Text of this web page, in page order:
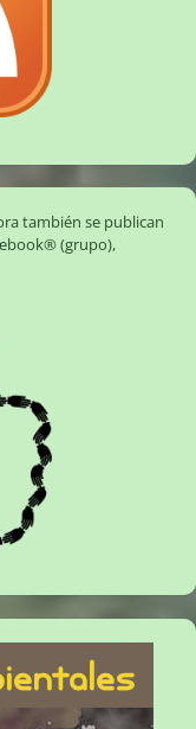
también se publican
(grupo),